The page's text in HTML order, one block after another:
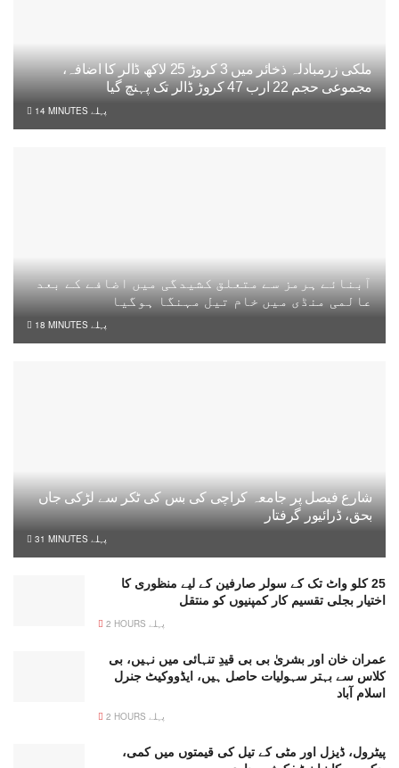
ملکی زرمبادلہ ذخائر میں 3 کروڑ 25 لاکھ ڈالر کا اضافہ،
مجموعی حجم 22 ارب 47 کروڑ ڈالر تک پہنچ گیا
14 MINUTES پہلے
آبنائے ہرمز سے متعلق کشیدگی میں اضافے کے بعد
عالمی منڈی میں خام تیل مہنگا ہوگیا
18 MINUTES پہلے
شارع فیصل پر جامعہ کراچی کی بس کی ٹکر سے لڑکی جاں
بحق، ڈرائیور گرفتار
31 MINUTES پہلے
25 کلو واٹ تک کے سولر صارفین کے لیے منظوری کا
اختیار بجلی تقسیم کار کمپنیوں کو منتقل
2 HOURS پہلے
عمران خان اور بشریٰ بی بی قیدِ تنہائی میں نہیں، بی
کلاس سے بہتر سہولیات حاصل ہیں، ایڈووکیٹ جنرل
اسلام آباد
2 HOURS پہلے
پیٹرول، ڈیزل اور مٹی کے تیل کی قیمتوں میں کمی،